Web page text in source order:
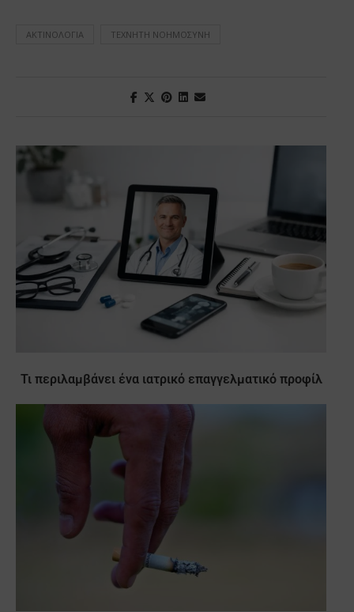
ΑΚΤΙΝΟΛΟΓΊΑ ΤΕΧΝΗΤΉ ΝΟΗΜΟΣΎΝΗ
Τι περιλαμβάνει ένα ιατρικό επαγγελματικό προφίλ